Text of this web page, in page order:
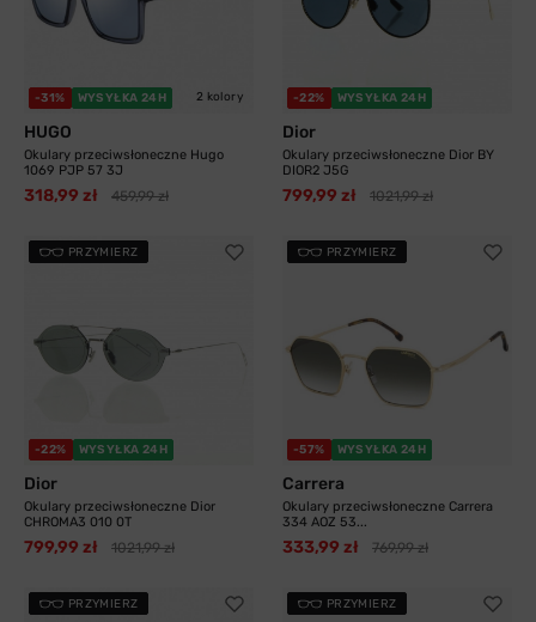
-31% WYSYŁKA 24H 2 kolory
HUGO
Okulary przeciwsłoneczne Hugo
1069 PJP 57 3J
318,99 zł 459,99 zł
-22% WYSYŁKA 24H
Dior
Okulary przeciwsłoneczne Dior BY
DIOR2 J5G
799,99 zł 1021,99 zł
PRZYMIERZ
-22% WYSYŁKA 24H
Dior
Okulary przeciwsłoneczne Dior
CHROMA3 010 0T
799,99 zł 1021,99 zł
PRZYMIERZ
-57% WYSYŁKA 24H
Carrera
Okulary przeciwsłoneczne Carrera
334 AOZ 53...
333,99 zł 769,99 zł
PRZYMIERZ PRZYMIERZ